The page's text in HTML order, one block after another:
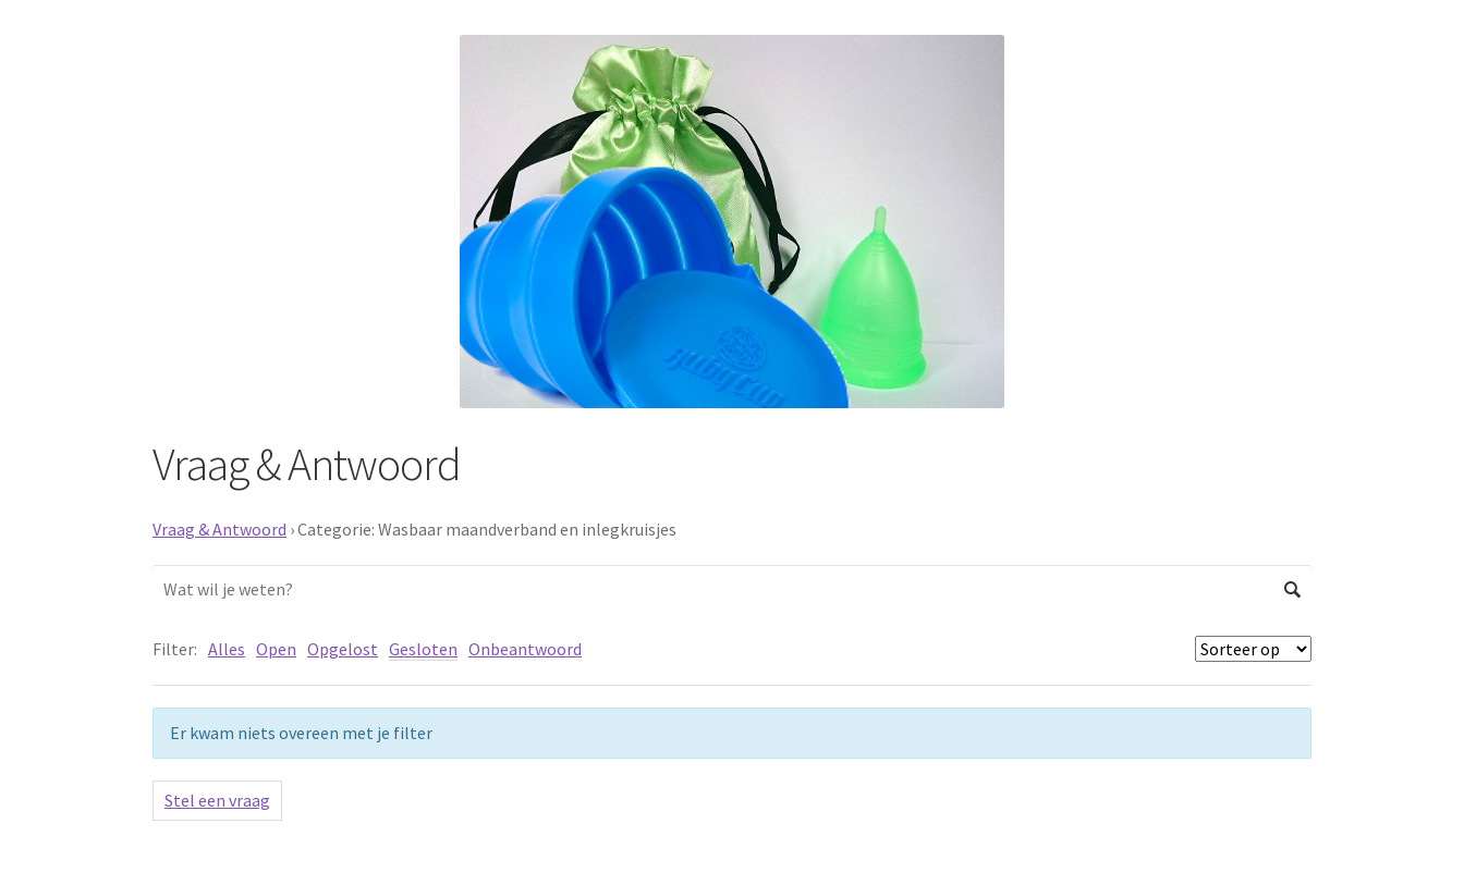
Vraag & Antwoord
Vraag & Antwoord ›Categorie: Wasbaar maandverband en inlegkruisjes
Filter: Alles Open Opgelost Gesloten Onbeantwoord
Er kwam niets overeen met je filter
Stel een vraag